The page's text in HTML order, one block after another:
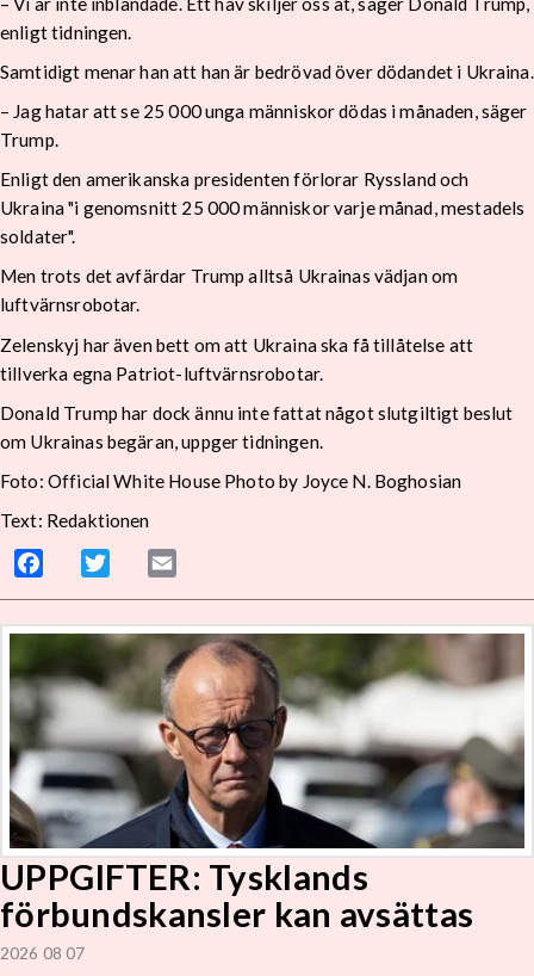
enligt tidningen.
Samtidigt menar han att han är bedrövad över dödandet i Ukraina.
– Jag hatar att se 25 000 unga människor dödas i månaden, säger
Trump.
Enligt den amerikanska presidenten förlorar Ryssland och
Ukraina "i genomsnitt 25 000 människor varje månad, mestadels
soldater".
Men trots det avfärdar Trump alltså Ukrainas vädjan om
luftvärnsrobotar.
Zelenskyj har även bett om att Ukraina ska få tillåtelse att
tillverka egna Patriot-luftvärnsrobotar.
Donald Trump har dock ännu inte fattat något slutgiltigt beslut
om Ukrainas begäran, uppger tidningen.
Foto: Official White House Photo by Joyce N. Boghosian
Text: Redaktionen
Facebook Twitter
UPPGIFTER: Tysklands
förbundskansler kan avsättas
2026 08 07